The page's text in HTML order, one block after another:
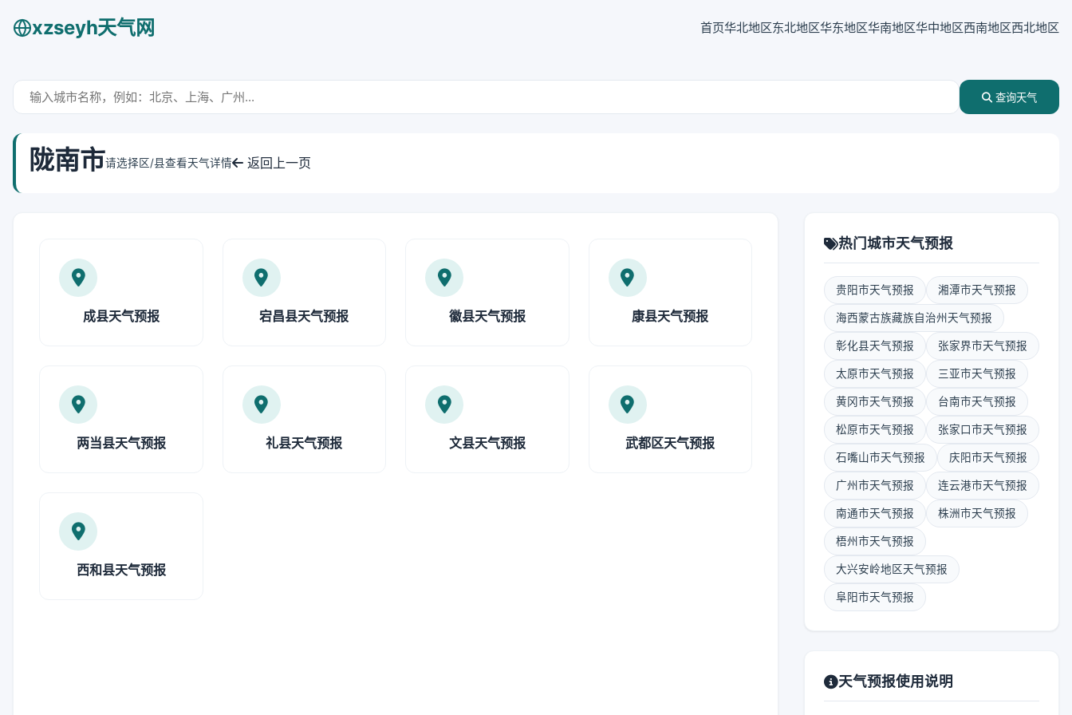
xzseyh天气网 首页华北地区东北地区华东地区华南地区华中地区西南地区西北地区
查询天气
陇南市请选择区/县查看天气详情 返回上一页
成县天气预报 宕昌县天气预报 徽县天气预报 康县天气预报
两当县天气预报 礼县天气预报 文县天气预报 武都区天气预报
西和县天气预报
热门城市天气预报
贵阳市天气预报 湘潭市天气预报
海西蒙古族藏族自治州天气预报
彰化县天气预报 张家界市天气预报
太原市天气预报 三亚市天气预报
黄冈市天气预报 台南市天气预报
松原市天气预报 张家口市天气预报
石嘴山市天气预报 庆阳市天气预报
广州市天气预报 连云港市天气预报
南通市天气预报 株洲市天气预报
梧州市天气预报
大兴安岭地区天气预报
阜阳市天气预报
天气预报使用说明